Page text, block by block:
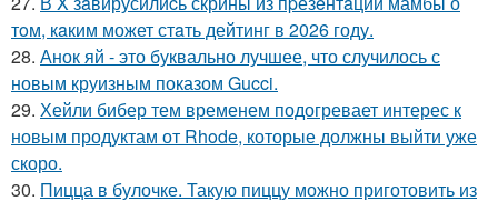
тoм, кaким может стaть дейтинг в 2026 году.
28. Анок яй - это буквально лучшее, что случилось с
новым круизным показом Gucci.
29. Хейли бибер тем временем подогревает интерес к
новым продуктам от Rhode, которые должны выйти уже
скоро.
30. Пицца в булочке. Такую пиццу можно приготовить из